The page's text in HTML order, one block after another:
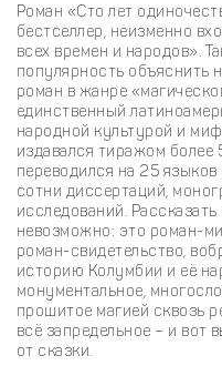
Роман «Сто лет
бестселлер, неизменно
всех времен и народов».
популярность объяснить
роман в жанре
единственный
народной культурой и
издавался тиражом более
переводился на 25
сотни диссертаций,
исследований.
невозможно: это роман-
роман-свидетельство,
историю Колумбии и её
монументальное,
прошитое магией сквозь
всё запредельное – и вот
от сказки.